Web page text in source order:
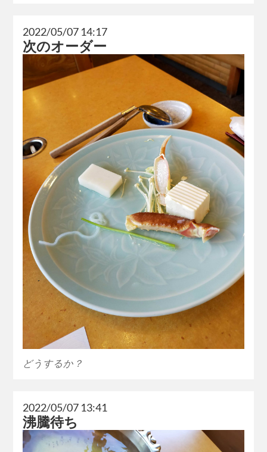
2022/05/07 14:17
次のオーダー
どうするか？
2022/05/07 13:41
沸騰待ち